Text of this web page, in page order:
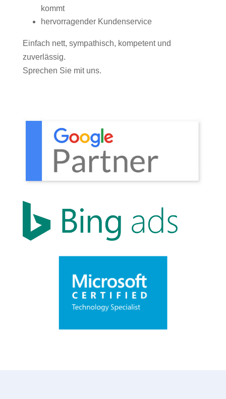
kommt
hervorragender Kundenservice
Einfach nett, sympathisch, kompetent und
zuverlässig.
Sprechen Sie mit uns.